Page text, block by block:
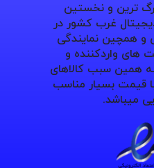
ترین و نخستین
غرب کشور در
و همچین نمایندگی
واردکننده و
همین سبب کالاهای
قیمت بسیار مناسب
میباشد.